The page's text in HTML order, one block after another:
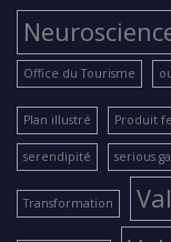
Office du Tourisme
Plan illustré Produit
serendipité serious
Transformation